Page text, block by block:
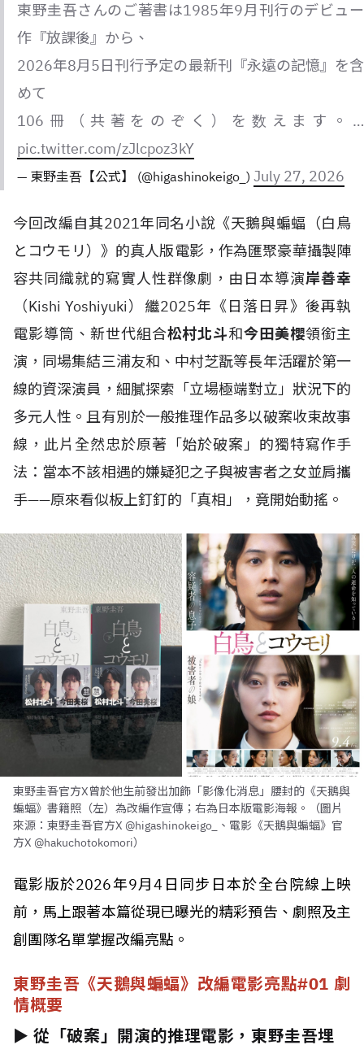
東野圭吾さんのご著書は1985年9月刊行のデビュー
作『放課後』から、
2026年8月5日刊行予定の最新刊『永遠の記憶』を含
めて
106冊（共著をのぞく）を数えます。…
pic.twitter.com/zJlcpoz3kY
— 東野圭吾【公式】 (@higashinokeigo_) July 27, 2026
今回改編自其2021年同名小說《天鵝與蝙蝠（白鳥
とコウモリ）》的真人版電影，作為匯聚豪華攝製陣
容共同織就的寫實人性群像劇，由日本導演岸善幸
（Kishi Yoshiyuki）繼2025年《日落日昇》後再執
電影導筒、新世代組合松村北斗和今田美櫻領銜主
演，同場集結三浦友和、中村芝翫等長年活躍於第一
線的資深演員，細膩探索「立場極端對立」狀況下的
多元人性。且有別於一般推理作品多以破案收束故事
線，此片全然忠於原著「始於破案」的獨特寫作手
法：當本不該相遇的嫌疑犯之子與被害者之女並肩攜
手——原來看似板上釘釘的「真相」，竟開始動搖。
東野圭吾官方X曾於他生前發出加飾「影像化消息」腰封的《天鵝與
蝙蝠》書籍照（左）為改編作宣傳；右為日本版電影海報。（圖片
來源：東野圭吾官方X @higashinokeigo_、電影《天鵝與蝙蝠》官
方X @hakuchotokomori）
電影版於2026年9月4日同步日本於全台院線上映
前，馬上跟著本篇從現已曝光的精彩預告、劇照及主
創團隊名單掌握改編亮點。
東野圭吾《天鵝與蝙蝠》改編電影亮點#01 劇
情概要
► 從「破案」開演的推理電影，東野圭吾埋